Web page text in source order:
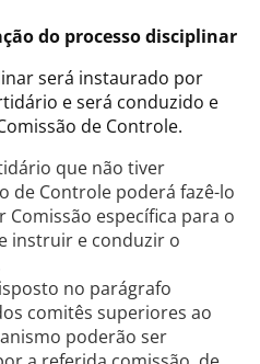
do processo disciplinar
será instaurado por
e será conduzido e
de Controle.
que não tiver
de Controle poderá fazê-lo
Comissão específica para o
instruir e conduzir o
no parágrafo
comitês superiores ao
poderão ser